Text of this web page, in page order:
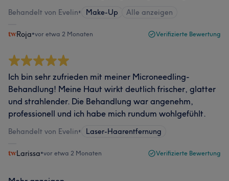
Behandelt von Evelin• Make-Up Alle anzeigen
Roja•vor etwa 2 Monaten Verifizierte Bewertung
Ich bin sehr zufrieden mit meiner Microneedling-
Behandlung! Meine Haut wirkt deutlich frischer, glatter
und strahlender. Die Behandlung war angenehm,
professionell und ich habe mich rundum wohlgefühlt.
Behandelt von Evelin• Laser-Haarentfernung
Larissa•vor etwa 2 Monaten Verifizierte Bewertung